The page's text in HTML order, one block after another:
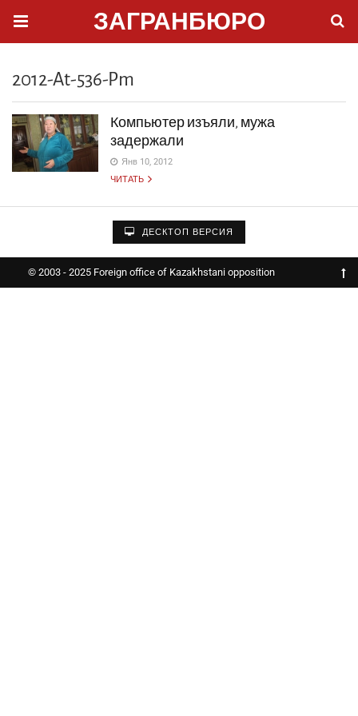
ЗАГРАНБЮРО
2012-At-536-Pm
Компьютер изъяли, мужа
задержали
Янв 10, 2012
ЧИТАТЬ
ДЕСКТОП ВЕРСИЯ
© 2003 - 2025 Foreign office of Kazakhstani opposition